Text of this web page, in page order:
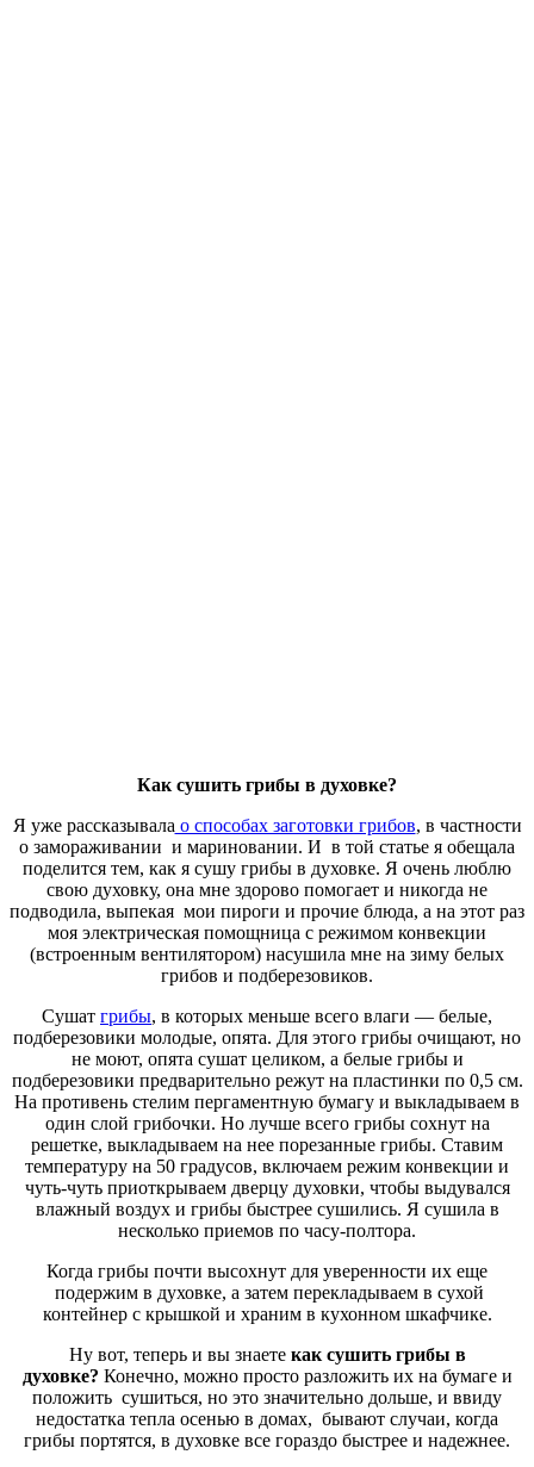
Как сушить грибы в духовке?
Я уже рассказывала о способах заготовки грибов, в частности
о замораживании и мариновании. И в той статье я обещала
поделится тем, как я сушу грибы в духовке. Я очень люблю
свою духовку, она мне здорово помогает и никогда не
подводила, выпекая мои пироги и прочие блюда, а на этот раз
моя электрическая помощница с режимом конвекции
(встроенным вентилятором) насушила мне на зиму белых
грибов и подберезовиков.
Сушат грибы, в которых меньше всего влаги — белые,
подберезовики молодые, опята. Для этого грибы очищают, но
не моют, опята сушат целиком, а белые грибы и
подберезовики предварительно режут на пластинки по 0,5 см.
На противень стелим пергаментную бумагу и выкладываем в
один слой грибочки. Но лучше всего грибы сохнут на
решетке, выкладываем на нее порезанные грибы. Ставим
температуру на 50 градусов, включаем режим конвекции и
чуть-чуть приоткрываем дверцу духовки, чтобы выдувался
влажный воздух и грибы быстрее сушились. Я сушила в
несколько приемов по часу-полтора.
Когда грибы почти высохнут для уверенности их еще
подержим в духовке, а затем перекладываем в сухой
контейнер с крышкой и храним в кухонном шкафчике.
Ну вот, теперь и вы знаете как сушить грибы в
духовке? Конечно, можно просто разложить их на бумаге и
положить сушиться, но это значительно дольше, и ввиду
недостатка тепла осенью в домах, бывают случаи, когда
грибы портятся, в духовке все гораздо быстрее и надежнее.